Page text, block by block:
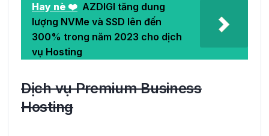
Hay nè ❤️ AZDIGI tăng dung
lượng NVMe và SSD lên đến
300% trong năm 2023 cho dịch
vụ Hosting
Dịch vụ Premium Business
Hosting